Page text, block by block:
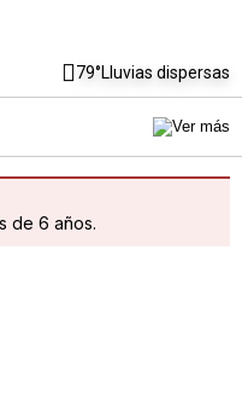
79°Lluvias dispersas
de 6 años.